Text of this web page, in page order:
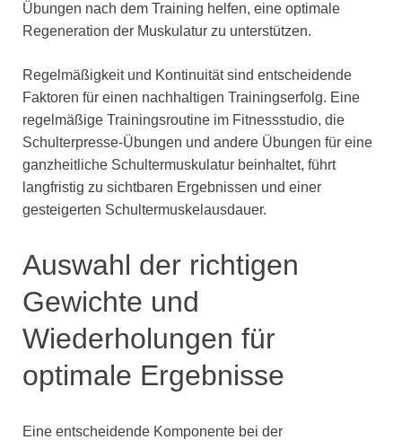
Übungen nach dem Training helfen, eine optimale
Regeneration der Muskulatur zu unterstützen.
Regelmäßigkeit und Kontinuität sind entscheidende
Faktoren für einen nachhaltigen Trainingserfolg. Eine
regelmäßige Trainingsroutine im Fitnessstudio, die
Schulterpresse-Übungen und andere Übungen für eine
ganzheitliche Schultermuskulatur beinhaltet, führt
langfristig zu sichtbaren Ergebnissen und einer
gesteigerten Schultermuskelausdauer.
Auswahl der richtigen
Gewichte und
Wiederholungen für
optimale Ergebnisse
Eine entscheidende Komponente bei der